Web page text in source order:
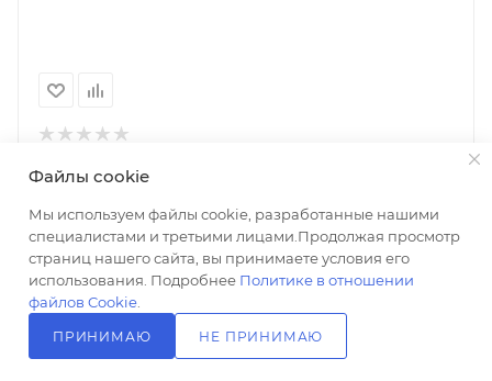
микролифтом
4 740₽
+ 95 на счет
В КОРЗИНУ
Файлы cookie
Мы используем файлы cookie, разработанные нашими
специалистами и третьими лицами.Продолжая просмотр
страниц нашего сайта, вы принимаете условия его
использования. Подробнее Политике в отношении
файлов Cookie
ПРИНИМАЮ НЕ ПРИНИМАЮ